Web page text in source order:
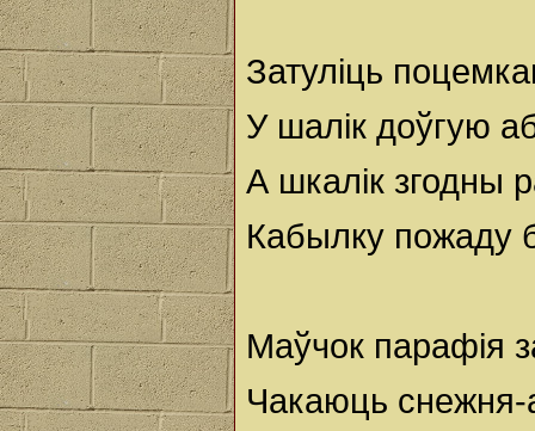
Затуліць
У шалік доўгую
А шкалік згодны
Кабылку пожаду
Маўчок парафія
Чакаюць снежня-